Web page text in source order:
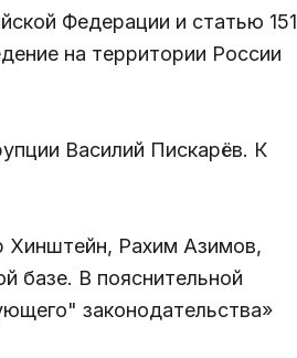
Федерации и статью 151
на территории России
Василий Пискарёв. К
Хинштейн, Рахим Азимов,
базе. В пояснительной
законодательства»